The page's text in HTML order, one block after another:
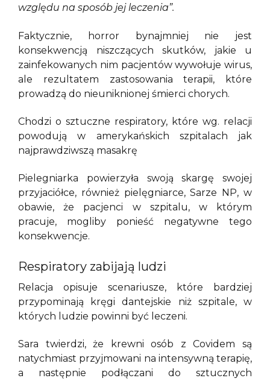
względu na sposób jej leczenia”.
Faktycznie, horror bynajmniej nie jest
konsekwencją niszczących skutków, jakie u
zainfekowanych nim pacjentów wywołuje wirus,
ale rezultatem zastosowania terapii, które
prowadzą do nieuniknionej śmierci chorych.
Chodzi o sztuczne respiratory, które wg. relacji
powodują w amerykańskich szpitalach jak
najprawdziwszą masakrę
Pielegniarka powierzyła swoją skargę swojej
przyjaciółce, również pielęgniarce, Sarze NP, w
obawie, że pacjenci w szpitalu, w którym
pracuje, mogliby ponieść negatywne tego
konsekwencje.
Respiratory zabijają ludzi
Relacja opisuje scenariusze, które bardziej
przypominają kręgi dantejskie niż szpitale, w
których ludzie powinni być leczeni.
Sara twierdzi, że krewni osób z Covidem są
natychmiast przyjmowani na intensywną terapię,
a następnie podłączani do sztucznych